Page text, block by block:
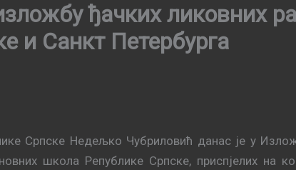
ђачких ликовних
и Санкт Петербурга
Српске Недељко Чубриловић данас је у
школа Републике Српске, приспјелих на